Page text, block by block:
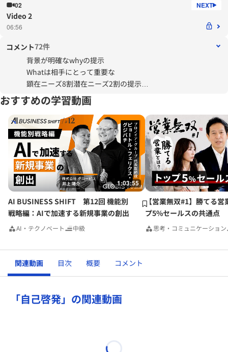
02
Video 2
06:56
コメント72件
背景が明確なwhyの提示
Whatは相手にとって重要な
顕在ニーズ8割潜在ニーズ2割の提示
How とは言え懸念のある重要な3つの事を
先回りして払拭する内容を提示する
提案するシーンでの検討に活用できそうです。
おすすめの学習動画
1:03:55
AI BUSINESS SHIFT 第12回 機能別
戦略編：AIで加速する新規事業の創出
AI・テクノベート 中級
【営業無双#1】勝てる営
プ5%セールスの共通点
思考・コミュニケーション
関連動画 目次 概要 コメント
「自己啓発」の関連動画